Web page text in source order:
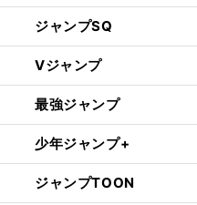
ジャンプSQ
Vジャンプ
最強ジャンプ
少年ジャンプ+
ジャンプTOON